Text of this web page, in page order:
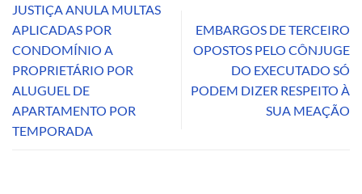
JUSTIÇA ANULA MULTAS
APLICADAS POR
CONDOMÍNIO A
PROPRIETÁRIO POR
ALUGUEL DE
APARTAMENTO POR
TEMPORADA
EMBARGOS DE TERCEIRO
OPOSTOS PELO CÔNJUGE
DO EXECUTADO SÓ
PODEM DIZER RESPEITO À
SUA MEAÇÃO